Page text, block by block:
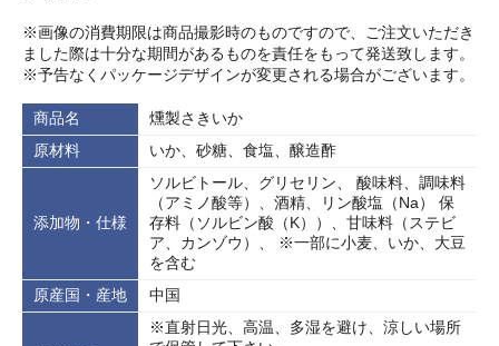
※画像の消費期限は商品撮影時のものですので、ご注文いただき
ました際は十分な期間があるものを責任をもって発送致します。
※予告なくパッケージデザインが変更される場合がございます。
商品名
燻製さきいか
原材料
いか、砂糖、食塩、醸造酢
添加物・仕様
ソルビトール、グリセリン、 酸味料、調味料
（アミノ酸等）、酒精、リン酸塩（Na） 保
存料（ソルビン酸（K））、甘味料（ステビ
ア、カンゾウ）、 ※一部に小麦、いか、大豆
を含む
原産国・産地
中国
※直射日光、高温、多湿を避け、涼しい場所